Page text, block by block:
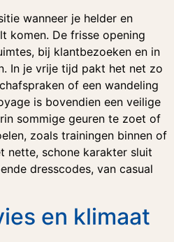
wanneer je helder en
komen. De frisse opening
bij klantbezoeken en in
In je vrije tijd pakt het net zo
of een wandeling
is bovendien een veilige
sommige geuren te zoet of
zoals trainingen binnen of
nette, schone karakter sluit
dresscodes, van casual
en klimaat